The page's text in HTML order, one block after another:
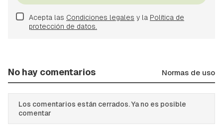
Acepta las Condiciones legales y la Política de
protección de datos.
No hay comentarios Normas de uso
Los comentarios están cerrados. Ya no es posible
comentar